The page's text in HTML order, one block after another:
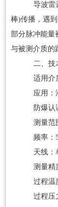
导波雷达发
棒)传播，遇
部分脉冲能量
与被测介质的
二、技术
适用介质
应用：液
防爆认证：
测量范围
频率：
天线：单
测量精度
过程温度
过程压力